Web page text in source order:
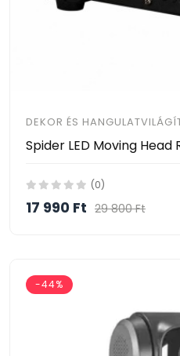
DEKOR ÉS
(0)
17 990 Ft 29 800 Ft
-44%